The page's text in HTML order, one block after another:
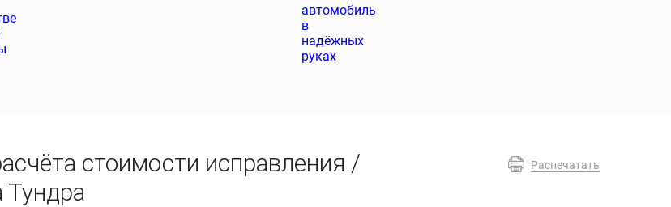
Распечатать
стоимости исправления /
Тундра